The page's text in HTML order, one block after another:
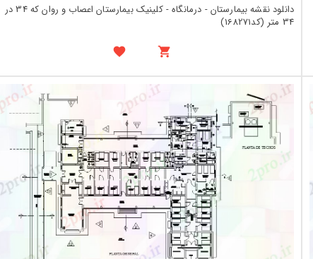
دانلود نقشه بیمارستان - درمانگاه - کلینیک بیمارستان اعصاب و روان که 34 در
34 متر (کد168271)